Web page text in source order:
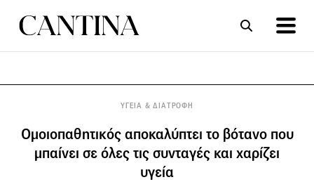
ΥΓΕΙΑ & ΔΙΑΤΡΟΦΗ
Ομοιοπαθητικός αποκαλύπτει το βότανο που
μπαίνει σε όλες τις συνταγές και χαρίζει
υγεία